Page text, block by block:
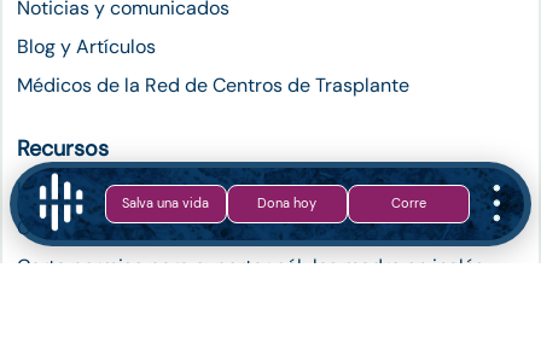
Salva una vida Dona hoy Corre
Noticias y comunicados
Blog y Artículos
Médicos de la Red de Centros de Trasplante
Recursos
Instrucciones para solicitar el permiso de COFEPRIS
Carta permiso para exportar células madre en español
Carta permiso para exportar células madre en inglés